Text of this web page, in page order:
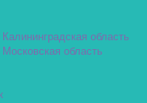
область
область